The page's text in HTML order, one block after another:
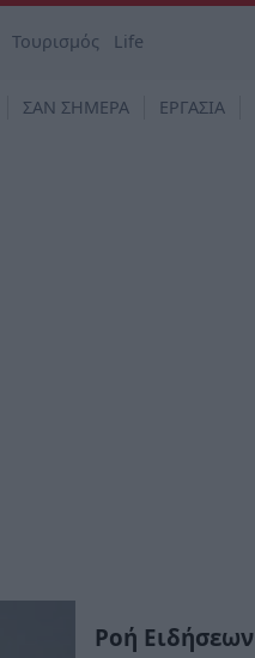
Τουρισμός Life
ΣΑΝ ΣΗΜΕΡΑ ΕΡΓΑΣΙΑ
Ροή Ειδήσεων